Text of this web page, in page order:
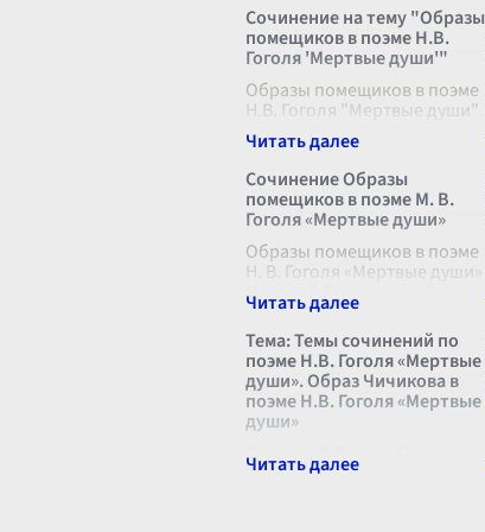
Сочинение на тему "Образы
помещиков в поэме Н.В.
Гоголя 'Мертвые души'"
Образы помещиков в поэме
Н.В. Гоголя "Мертвые души"
являются центральными
фигурами, вокруг которых
разворачивается
повествование и
раскрываются основные
социально-этические
проблем...
Сочинение Образы
помещиков в поэме М. В.
Гоголя «Мертвые души»
Образы помещиков в поэме
Н. В. Гоголя «Мертвые души»
Николай Васильевич Гоголь,
великий русский писатель, в
своей поэме «Мертвые
души» создал яркие и
живописные образы
помещиков,...
Тема: Темы сочинений по
поэме Н.В. Гоголя «Мертвые
души». Образ Чичикова в
поэме Н.В. Гоголя «Мертвые
души»
Поэма Н.В. Гоголя "Мертвые
души" является одним из